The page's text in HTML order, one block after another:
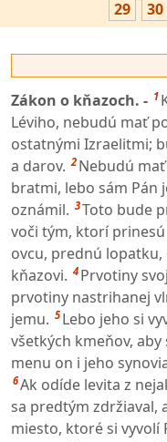
29
30
Zákon o kňazoch. - 1
Léviho, nebudú mať
ostatnými Izraelitmi;
a darov. 2 Nebudú
bratmi, lebo sám Pán
oznámil. 3Toto bude
voči tým, ktorí
ovcu, prednú lopatku,
kňazovi. 4 Prvotiny
prvotiny nastrihanej
jemu. 5 Lebo jeho si
všetkých kmeňov,
menu on i jeho
6Ak odíde levita z
sa predtým zdržiaval,
miesto, ktoré si vyvolí